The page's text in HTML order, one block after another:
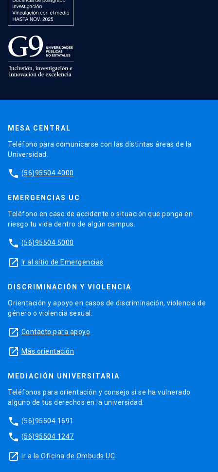
MESA CENTRAL
Teléfono para comunicarse con las distintas áreas de la
Universidad.
phone (56)95504 4000
EMERGENCIAS UC
Teléfono en caso de accidente o situación que ponga en
riesgo tu vida dentro de algún campus.
phone (56)95504 5000
launch Ir al sitio de Emergencias
DISCRIMINACIÓN Y VIOLENCIA
Orientación y apoyo en casos de discriminación, violencia de
género o violencia sexual.
launch Contacto para apoyo
launch Más orientación
MEDIACIÓN UNIVERSITARIA
Teléfonos para orientación y consejo si se ha vulnerado
alguno de tus derechos en la universidad.
phone (56)95504 1691
phone (56)95504 1247
launch Ir a la Oficina de Ombuds UC